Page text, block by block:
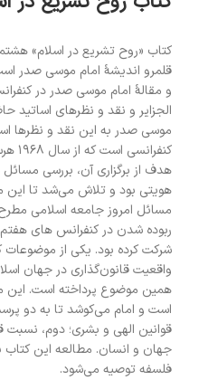
کتاب «روح تشریع در اسلام»
قلمرو اندیشۀ امام موسی صدر
و مقالۀ امام موسی صدر در
الجزایر و نقد و نظرهای اساتید
موسی صدر به این نقد و نظر‌ها
هدف از برگزاری آن، بررسی
هویتی بود و تلاش می‌شد تا این
مسائل امروز جامعه اسلامی
شرکت کرده بود. یکی از
واقعیت قانون‌گذاری در جهان
همین موضوع پرداخته است. این
است و امام می‌کوشد تا به دو
قوانین الهی و بشری؛ دوم،
جهان و انسان. مطالعه این
فلسفه توصیه می‌شود.